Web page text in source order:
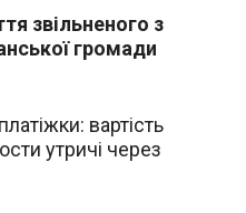
звільненого з
громади
вартість
утричі через